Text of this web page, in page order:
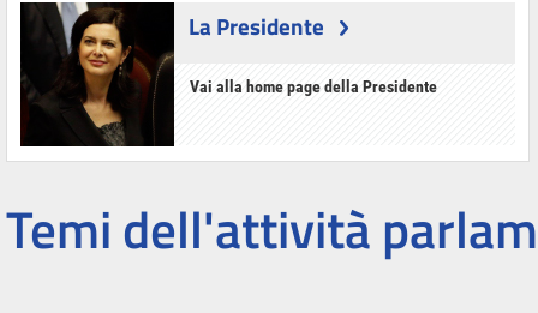
La Presidente
Vai alla home page della Presidente
Temi dell'attività